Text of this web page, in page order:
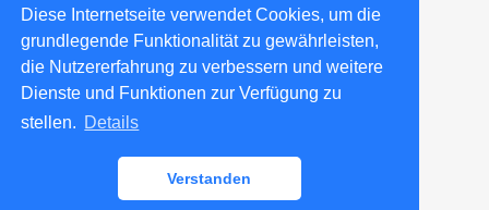
Diese Internetseite verwendet Cookies, um die
grundlegende Funktionalität zu gewährleisten,
die Nutzererfahrung zu verbessern und weitere
Dienste und Funktionen zur Verfügung zu
stellen. Details
Verstanden